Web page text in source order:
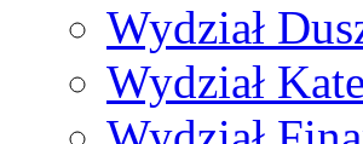
Wydział
Wydział